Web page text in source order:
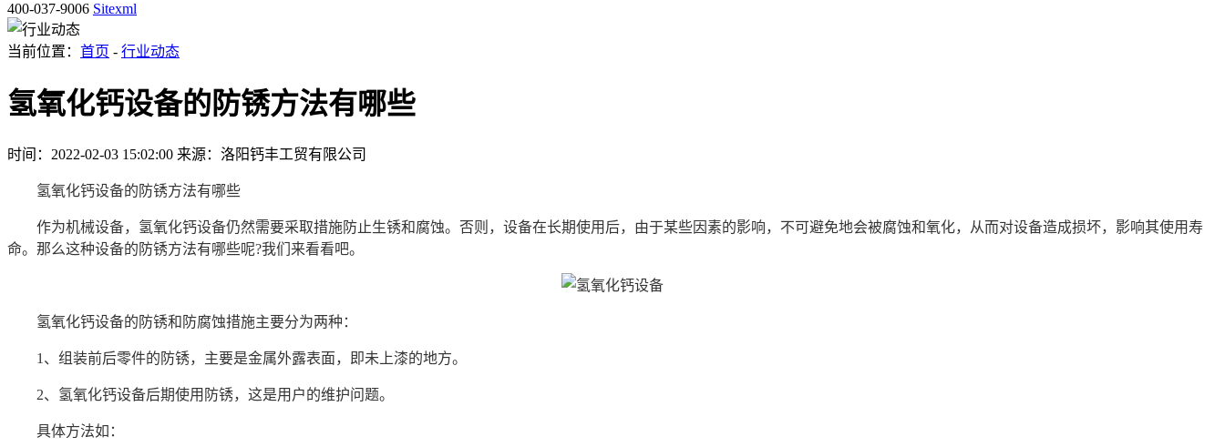
400-037-9006 Sitexml
当前位置： 首页 - 行业动态
氢氧化钙设备的防锈方法有哪些
时间：2022-02-03 15:02:00 来源：洛阳钙丰工贸有限公司
氢氧化钙设备的防锈方法有哪些
作为机械设备，氢氧化钙设备仍然需要采取措施防止生锈和腐蚀。否则，设备在长期使用后，由于某些因素的影响，不可避免地会被腐蚀和氧化，从而对设备造成损坏，影响其使用寿
命。那么这种设备的防锈方法有哪些呢?我们来看看吧。
氢氧化钙设备的防锈和防腐蚀措施主要分为两种：
1、组装前后零件的防锈，主要是金属外露表面，即未上漆的地方。
2、氢氧化钙设备后期使用防锈，这是用户的维护问题。
具体方法如：